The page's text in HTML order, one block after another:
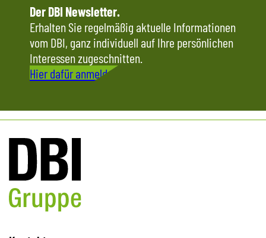
Der DBI Newsletter.
Erhalten Sie regelmäßig aktuelle Informationen
vom DBI, ganz individuell auf Ihre persönlichen
Interessen zugeschnitten.
Hier dafür anmelden